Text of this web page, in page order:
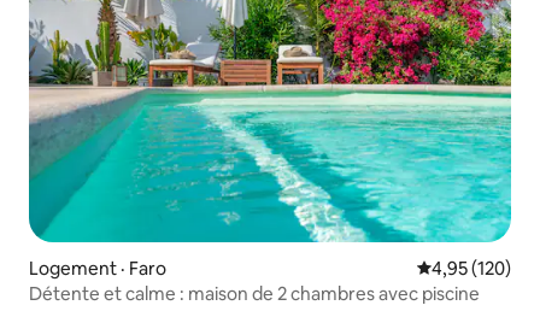
Logement · Faro Note
4,95 (120)
Détente et calme : maison de 2 chambres avec piscine